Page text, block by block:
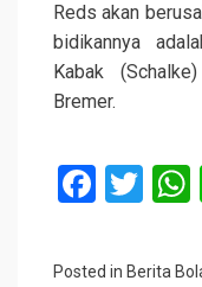
Reds akan
bidikannya
Kabak
Bremer.
F
ce
T
tt
Posted in Berita